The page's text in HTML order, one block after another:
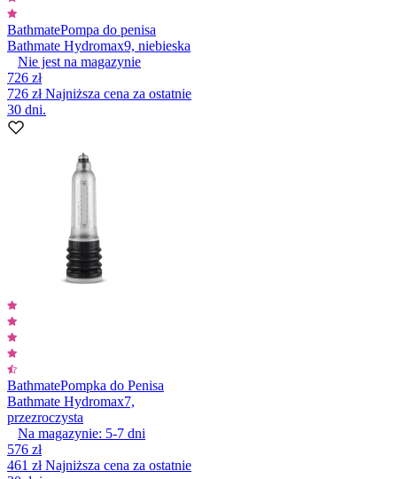
BathmatePompa do penisa
Bathmate Hydromax9, niebieska
Nie jest na magazynie
726 zł
726 złNajniższa cena za ostatnie
30 dni.
BathmatePompka do Penisa
Bathmate Hydromax7,
przezroczysta
Na magazynie: 5-7 dni
576 zł
461 złNajniższa cena za ostatnie